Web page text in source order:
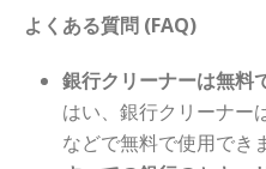
よくある質問 (FAQ)
銀行クリーナーは無料
はい、銀行クリーナー
などで無料で使用でき